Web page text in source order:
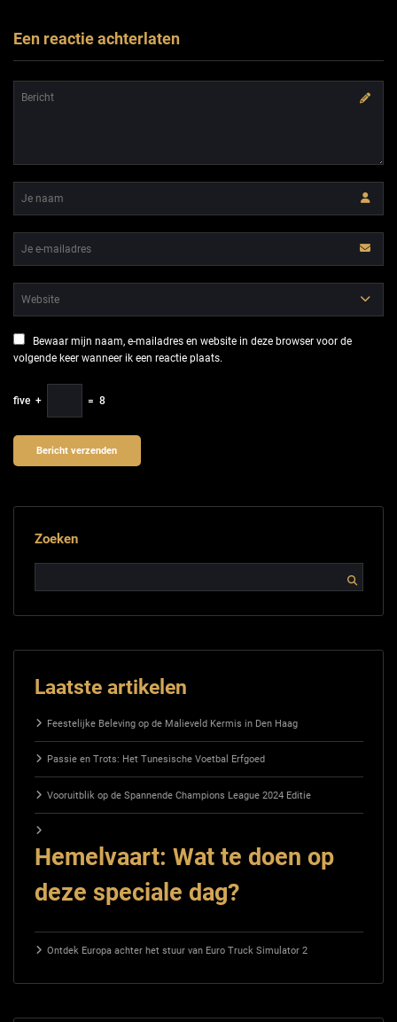
Een reactie achterlaten
Bewaar mijn naam, e-mailadres en website in deze browser voor de
volgende keer wanneer ik een reactie plaats.
five + = 8
Zoeken
Laatste artikelen
Feestelijke Beleving op de Malieveld Kermis in Den Haag
Passie en Trots: Het Tunesische Voetbal Erfgoed
Vooruitblik op de Spannende Champions League 2024 Editie
Hemelvaart: Wat te doen op
deze speciale dag?
Ontdek Europa achter het stuur van Euro Truck Simulator 2